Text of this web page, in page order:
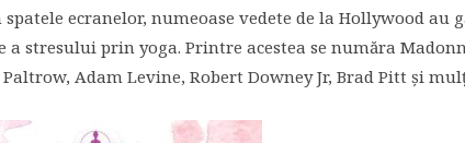
ecranelor, numeoase vedete de la Hollywood au
a stresului prin yoga. Printre acestea se număra
Adam Levine, Robert Downey Jr, Brad Pitt și